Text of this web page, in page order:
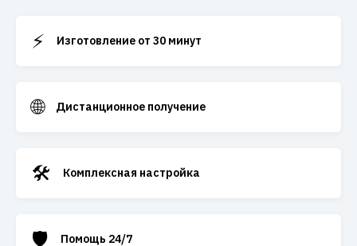
⚡ Изготовление от 30 минут
🌐 Дистанционное получение
🛠️ Комплексная настройка
🛡️ Помощь 24/7